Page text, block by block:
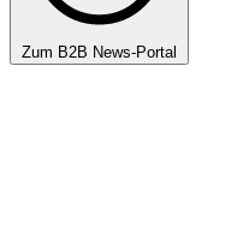
Zum B2B News-Portal